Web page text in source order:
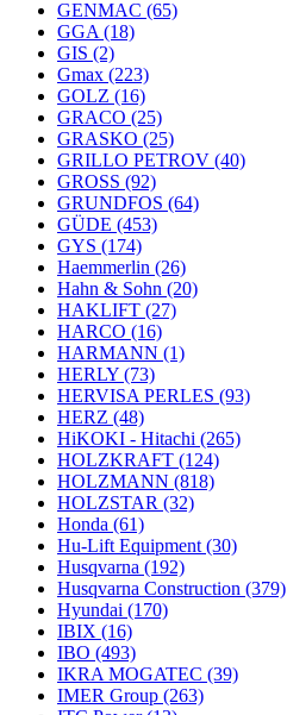
GENMAC (65)
GGA (18)
GIS (2)
Gmax (223)
GOLZ (16)
GRACO (25)
GRASKO (25)
GRILLO PETROV (40)
GROSS (92)
GRUNDFOS (64)
GÜDE (453)
GYS (174)
Haemmerlin (26)
Hahn & Sohn (20)
HAKLIFT (27)
HARCO (16)
HARMANN (1)
HERLY (73)
HERVISA PERLES (93)
HERZ (48)
HiKOKI - Hitachi (265)
HOLZKRAFT (124)
HOLZMANN (818)
HOLZSTAR (32)
Honda (61)
Hu-Lift Equipment (30)
Husqvarna (192)
Husqvarna Construction (379)
Hyundai (170)
IBIX (16)
IBO (493)
IKRA MOGATEC (39)
IMER Group (263)